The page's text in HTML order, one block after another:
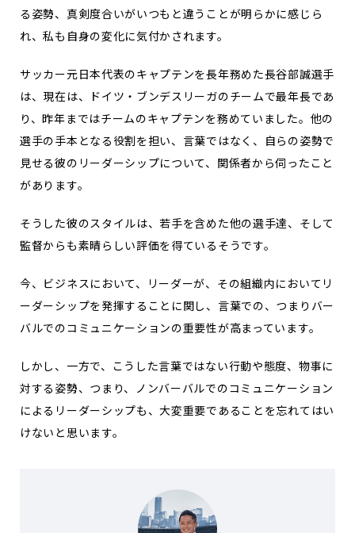
る姿勢、真剣度合いがいつもと違うことが明らかに感じら
れ、私も自身の変化に気付かされます。
サッカー元日本代表のキャプテンを長年務めた長谷部誠選手
は、現在は、ドイツ・ブンデスリーガのチームで最年長であ
り、昨年まではチームのキャプテンを務めていました。他の
選手の手本となる役割を担い、言葉ではなく、自らの姿勢で
見せる彼のリーダーシップについて、関係者から伺ったこと
があります。
そうした彼のスタイルは、若手を含めた他の選手達、そして
監督からも素晴らしい評価を得ているそうです。
今、ビジネスにおいて、リーダーが、その組織内においてリ
ーダーシップを発揮することに関し、言葉での、つまりバー
バルでのコミュニケーションの重要性が高まっています。
しかし、一方で、こうした言葉ではない行動や態度、物事に
対する姿勢、つまり、ノンバーバルでのコミュニケーション
によるリーダーシップも、大変重要であることを忘れてはい
けないと思います。